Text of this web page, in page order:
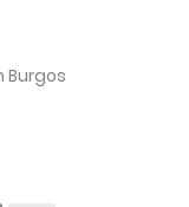
Burgos